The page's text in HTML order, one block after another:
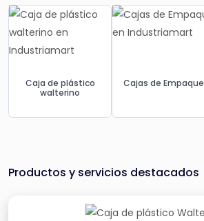
Caja de plástico
walterino
Cajas de Empaque
Productos y servicios destacados